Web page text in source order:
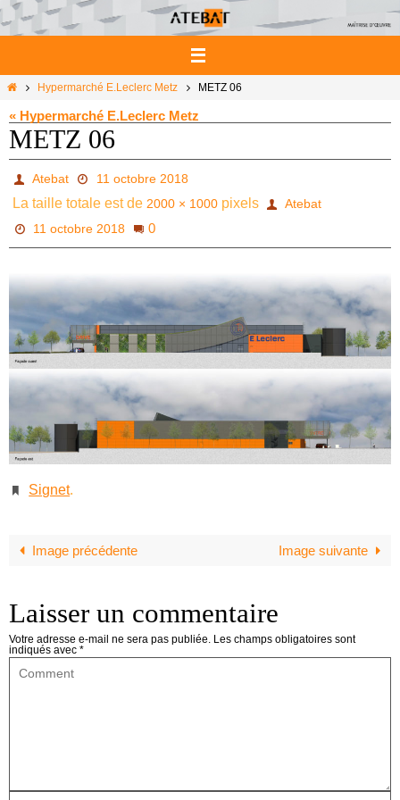
Passer
vers
le
HomeHypermarché E.Leclerc Metz METZ 06
« Hypermarché E.Leclerc Metz
METZ 06
Atebat 11 octobre 2018
La taille totale est de 2000 × 1000 pixels
Atebat
11 octobre 2018
0
Signet.
Image précédente Image suivante
Laisser un commentaire
Votre adresse e-mail ne sera pas publiée. Les champs obligatoires sont
indiqués avec *